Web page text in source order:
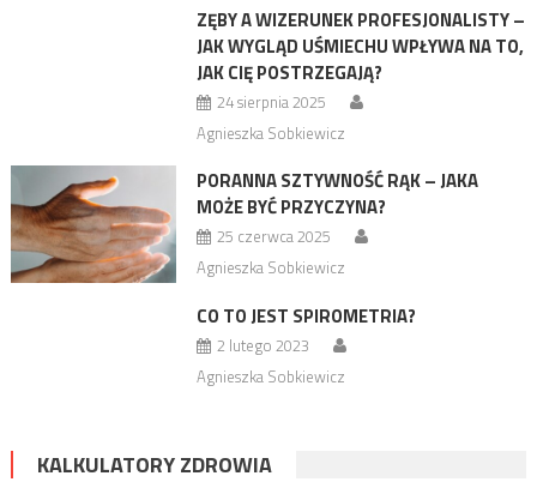
ZĘBY A WIZERUNEK PROFESJONALISTY –
JAK WYGLĄD UŚMIECHU WPŁYWA NA TO,
JAK CIĘ POSTRZEGAJĄ?
24 sierpnia 2025
Agnieszka Sobkiewicz
PORANNA SZTYWNOŚĆ RĄK – JAKA
MOŻE BYĆ PRZYCZYNA?
25 czerwca 2025
Agnieszka Sobkiewicz
CO TO JEST SPIROMETRIA?
2 lutego 2023
Agnieszka Sobkiewicz
KALKULATORY ZDROWIA